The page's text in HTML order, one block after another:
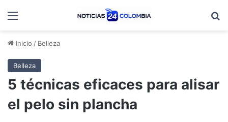
Menú
Inicio / Belleza
Belleza
5 técnicas eficaces para alisar
el pelo sin plancha